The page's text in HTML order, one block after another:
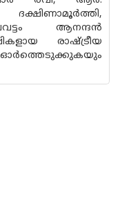
ആനന്ദൻ
രാഷ്ട്രീയ